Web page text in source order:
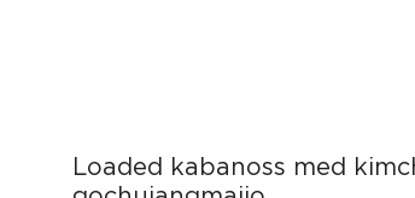
Loaded kabanoss med